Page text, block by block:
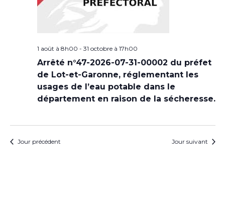
1 août à 8h00 - 31 octobre à 17h00
Arrêté n°47-2026-07-31-00002 du préfet
de Lot-et-Garonne, réglementant les
usages de l’eau potable dans le
département en raison de la sécheresse.
Jour précédent Jour suivant